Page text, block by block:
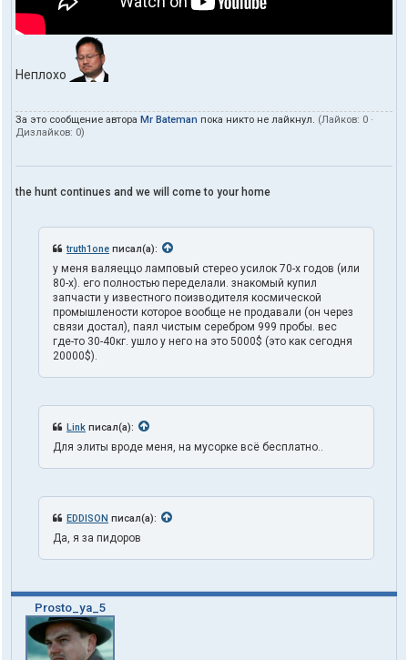
Неплохо
За это сообщение автора Mr Bateman пока никто не лайкнул. (Лайков: 0 ·
Дизлайков: 0)
the hunt continues and we will come to your home
truth1one писал(а):
у меня валяеццо ламповый стерео усилок 70-х годов (или
80-х). его полностью переделали. знакомый купил
запчасти у известного поизводителя космической
промышлености которое вообще не продавали (он через
связи достал), паял чистым серебром 999 пробы. вес
где-то 30-40кг. ушло у него на это 5000$ (это как сегодня
20000$).
Link писал(а):
Для элиты вроде меня, на мусорке всё бесплатно..
EDDISON писал(а):
Да, я за пидоров
Prosto_ya_5